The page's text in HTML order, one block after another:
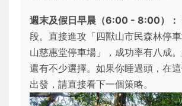
週末及假日早晨（6:00 - 8:00）：
段。直接進攻「四獸山市民森林停
山慈惠堂停車場」，成功率有八成
還有不少選擇。如果你睡過頭，在
出發，請直接看下一個策略。